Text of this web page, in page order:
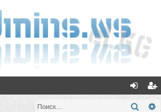
хо ег